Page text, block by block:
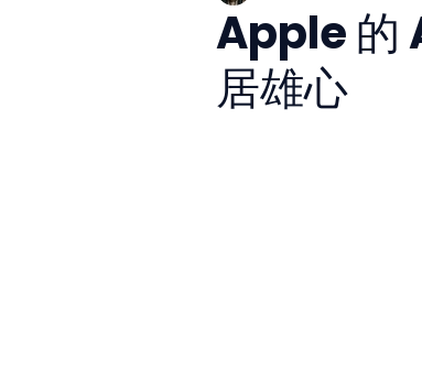
Apple 的
居雄心